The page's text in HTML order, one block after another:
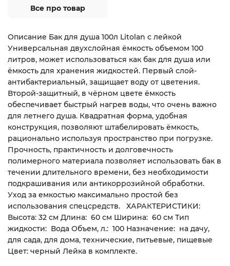
Все про товар
Описание Бак для душа 100л Litolan с лейкой
Универсальная двухслойная ёмкость объемом 100
литров, может использоваться как бак для душа или
ёмкость для хранения жидкостей. Первый слой-
антибактериальный, защищает воду от цветения.
Второй-защитный, в чёрном цвете ёмкость
обеспечивает быстрый нагрев воды, что очень важно
для летнего душа. Квадратная форма, удобная
конструкция, позволяют штабелировать ёмкость,
рационально используя пространство при погрузке.
Прочность, практичность и долговечность
полимерного материала позволяет использовать бак в
течении длительного времени, без необходимости
подкрашивания или антикоррозийной обработки.
Уход за емкостью максимально простой без
использования спецсредств. ХАРАКТЕРИСТИКИ:
Высота: 32 см Длина: 60 см Ширина: 60 см Тип
жидкости: Вода Объем, л.: 100 Назначение: на дачу,
для сада, для дома, технические, питьевые, пищевые
Цвет: черный Лейка в комплекте.